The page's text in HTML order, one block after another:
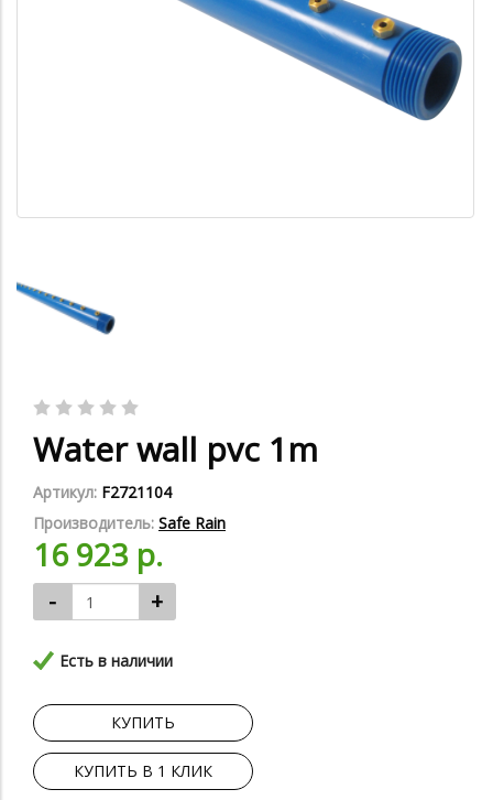
Water wall pvc 1m
Артикул: F2721104
Производитель: Safe Rain
16 923 р.
- +
Есть в наличии
КУПИТЬ
КУПИТЬ В 1 КЛИК